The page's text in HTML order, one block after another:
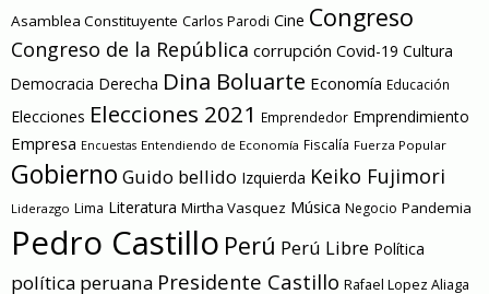
Asamblea Constituyente Carlos Parodi Cine Congreso
Congreso de la República corrupción Covid-19 Cultura
Democracia Derecha Dina Boluarte Economía Educación
Elecciones Elecciones 2021 Emprendedor Emprendimiento
Empresa Encuestas Entendiendo de Economía Fiscalía Fuerza Popular
Gobierno Guido bellido Izquierda Keiko Fujimori
Liderazgo Lima Literatura Mirtha Vasquez Música Negocio Pandemia
Pedro Castillo Perú Perú Libre Política
política peruana Presidente Castillo Rafael Lopez Aliaga